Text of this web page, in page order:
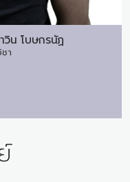
วิน โบษกรนัฏ
า